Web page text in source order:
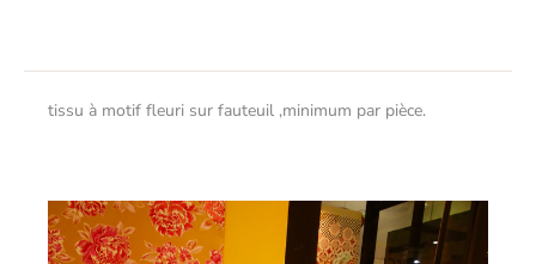
tissu à motif fleuri sur fauteuil ,minimum par pièce.